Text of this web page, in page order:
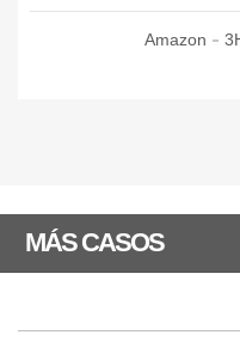
Amazon
MÁS CASOS